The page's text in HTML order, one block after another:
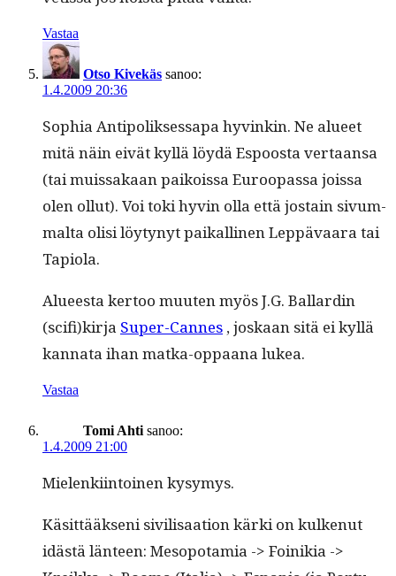
Vastaa
Otso Kivekäs sanoo:
1.4.2009 20:36
Sophia Antipo­lik­ses­s­apa hyvinkin. Ne alueet
mitä näin eivät kyl­lä löy­dä Espoos­ta ver­taansa
(tai muis­sakaan paikois­sa Euroopas­sa jois­sa
olen ollut). Voi toki hyvin olla että jostain sivum­
mal­ta olisi löy­tynyt paikalli­nen Lep­pä­vaara tai
Tapiola.
Alueesta ker­too muuten myös J.G. Bal­lardin
(scifi)kirja Super-Cannes , joskaan sitä ei kyl­lä
kan­na­ta ihan mat­ka-oppaana lukea.
Vastaa
Tomi Ahti sanoo:
1.4.2009 21:00
Mie­lenki­in­toinen kysymys.
Käsit­tääk­seni sivil­isaa­tion kär­ki on kulkenut
idästä län­teen: Mesopotamia -> Foinikia ->